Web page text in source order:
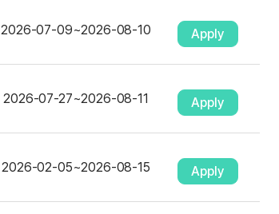
2026-07-09~2026-08-10 Apply
2026-07-27~2026-08-11 Apply
2026-02-05~2026-08-15 Apply